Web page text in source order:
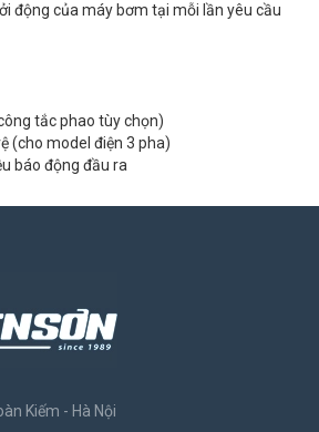
động của máy bơm tại mỗi lần yêu cầu
tắc phao tùy chọn)
(cho model điện 3 pha)
báo động đầu ra
Kiếm - Hà Nội